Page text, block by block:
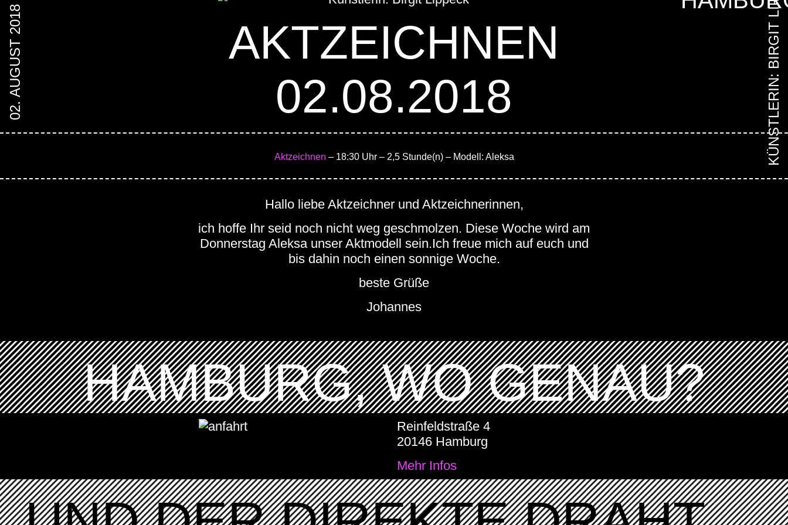
AKTZEICHNEN
02.08.2018
02. AUGUST 2018 KÜNSTLERIN: BIRGIT LIPPECK
Aktzeichnen – 18:30 Uhr– 2,5 Stunde(n)– Modell: Aleksa
Hallo liebe Aktzeichner und Aktzeichnerinnen,
ich hoffe Ihr seid noch nicht weg geschmolzen. Diese Woche wird am
Donnerstag Aleksa unser Aktmodell sein.Ich freue mich auf euch und
bis dahin noch einen sonnige Woche.
beste Grüße
Johannes
HAMBURG, WO GENAU?
Reinfeldstraße 4
20146 Hamburg
Mehr Infos